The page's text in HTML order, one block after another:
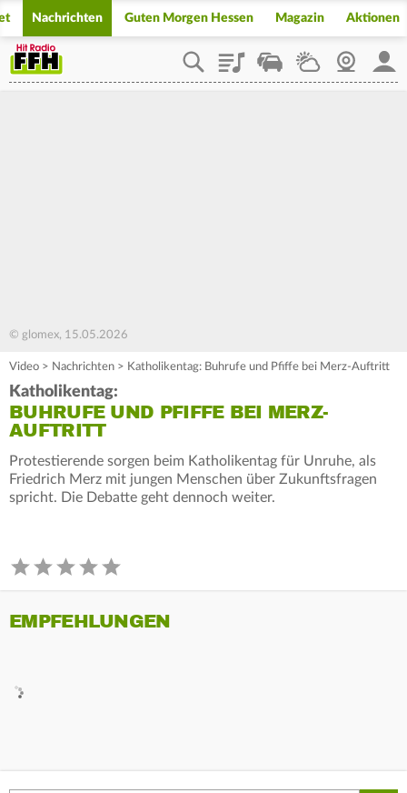
Nachrichten Guten Morgen Hessen Magazin Aktionen
PlaylistStaupilotWetterWebcam
© glomex, 15.05.2026
Video > Nachrichten > Katholikentag: Buhrufe und Pfiffe bei Merz-Auftritt
Katholikentag:
BUHRUFE UND PFIFFE BEI MERZ-
AUFTRITT
Protestierende sorgen beim Katholikentag für Unruhe, als
Friedrich Merz mit jungen Menschen über Zukunftsfragen
spricht. Die Debatte geht dennoch weiter.
EMPFEHLUNGEN